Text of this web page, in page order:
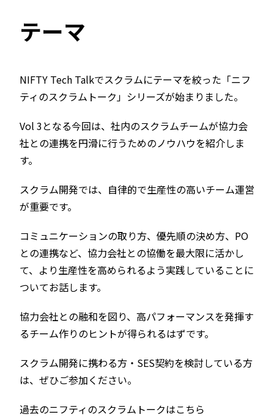
テーマ
NIFTY Tech Talkでスクラムにテーマを絞った「ニフ
ティのスクラムトーク」シリーズが始まりました。
Vol 3となる今回は、社内のスクラムチームが協力会
社との連携を円滑に行うためのノウハウを紹介しま
す。
スクラム開発では、自律的で生産性の高いチーム運営
が重要です。
コミュニケーションの取り方、優先順の決め方、PO
との連携など、協力会社との協働を最大限に活かし
て、より生産性を高められるよう実践していることに
ついてお話します。
協力会社との融和を図り、高パフォーマンスを発揮す
るチーム作りのヒントが得られるはずです。
スクラム開発に携わる方・SES契約を検討している方
は、ぜひご参加ください。
過去のニフティのスクラムトークはこちら